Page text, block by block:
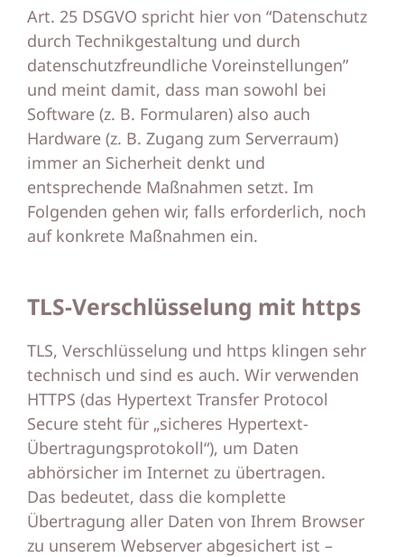
Art. 25 DSGVO spricht hier von “Datenschutz
durch Technikgestaltung und durch
datenschutzfreundliche Voreinstellungen”
und meint damit, dass man sowohl bei
Software (z. B. Formularen) also auch
Hardware (z. B. Zugang zum Serverraum)
immer an Sicherheit denkt und
entsprechende Maßnahmen setzt. Im
Folgenden gehen wir, falls erforderlich, noch
auf konkrete Maßnahmen ein.
TLS-Verschlüsselung mit https
TLS, Verschlüsselung und https klingen sehr
technisch und sind es auch. Wir verwenden
HTTPS (das Hypertext Transfer Protocol
Secure steht für „sicheres Hypertext-
Übertragungsprotokoll“), um Daten
abhörsicher im Internet zu übertragen.
Das bedeutet, dass die komplette
Übertragung aller Daten von Ihrem Browser
zu unserem Webserver abgesichert ist –